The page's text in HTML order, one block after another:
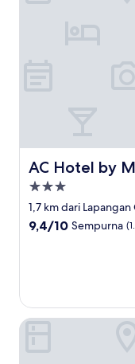
AC Hotel by
AC Hotel by
Properti
bintang
3.0
1,7 km dari
9.4
9,4/10 Sempurna
Tampa Airport